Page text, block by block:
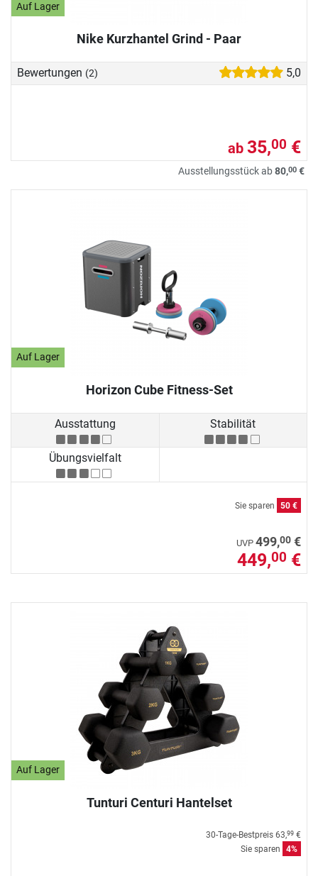
Auf Lager
Nike Kurzhantel Grind - Paar
Bewertungen (2) 5,0
ab 35,00 €
Ausstellungsstück ab80,00 €
Auf Lager
Horizon Cube Fitness-Set
Ausstattung Stabilität
Übungsvielfalt
Sie sparen 50 €
UVP 499,00 €
449,00 €
Auf Lager
Tunturi Centuri Hantelset
30-Tage-Bestpreis 63,99 €
Sie sparen
4%